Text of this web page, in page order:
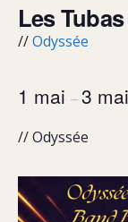
Les
//Odyssée
1 mai –3 mai
// Odyssée